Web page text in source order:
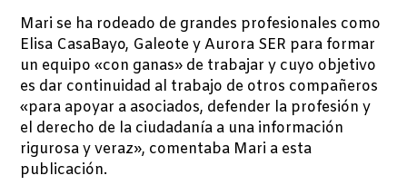
Mari se ha rodeado de grandes profesionales como
Elisa CasaBayo, Galeote y Aurora SER para formar
un equipo «con ganas» de trabajar y cuyo objetivo
es dar continuidad al trabajo de otros compañeros
«para apoyar a asociados, defender la profesión y
el derecho de la ciudadanía a una información
rigurosa y veraz», comentaba Mari a esta
publicación.